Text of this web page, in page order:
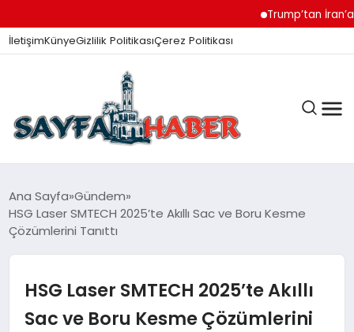
Trump’tan İran’a
İletişimKünyeGizlilik PolitikasıÇerez Politikası
ANA SAYFA
GÜNDEM
İZMIR HABERLERI
Ana Sayfa Gündem
HSG Laser SMTECH 2025’te Akıllı Sac ve Boru Kesme
Çözümlerini Tanıttı
HSG Laser SMTECH 2025’te Akıllı
Sac ve Boru Kesme Çözümlerini